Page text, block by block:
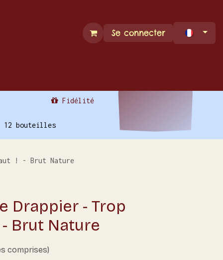
Se connecter
Fidélité
12 bouteilles
! - Brut Nature
Drappier - Trop
Brut Nature
comprises)